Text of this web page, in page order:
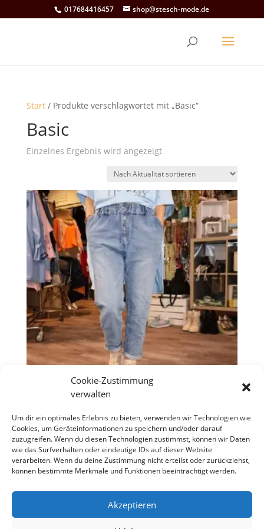
Cookie-Zustimmung
verwalten
Um dir ein optimales Erlebnis zu bieten, verwenden wir Technologien wie
Cookies, um Geräteinformationen zu speichern und/oder darauf
zuzugreifen. Wenn du diesen Technologien zustimmst, können wir Daten
wie das Surfverhalten oder eindeutige IDs auf dieser Website
verarbeiten. Wenn du deine Zustimmung nicht erteilst oder zurückziehst,
können bestimmte Merkmale und Funktionen beeinträchtigt werden.
Akzeptieren
017684416457 shop@stesch-mode.de
Start/ Produkte verschlagwortet mit „Basic“
Basic
Einzelnes Ergebnis wird angezeigt
Jogger Jeans „Butterweiche Hose“
€49,90
things! ALLE PREISE VERSTEHEN SICH INKLUSIVE
MWST,